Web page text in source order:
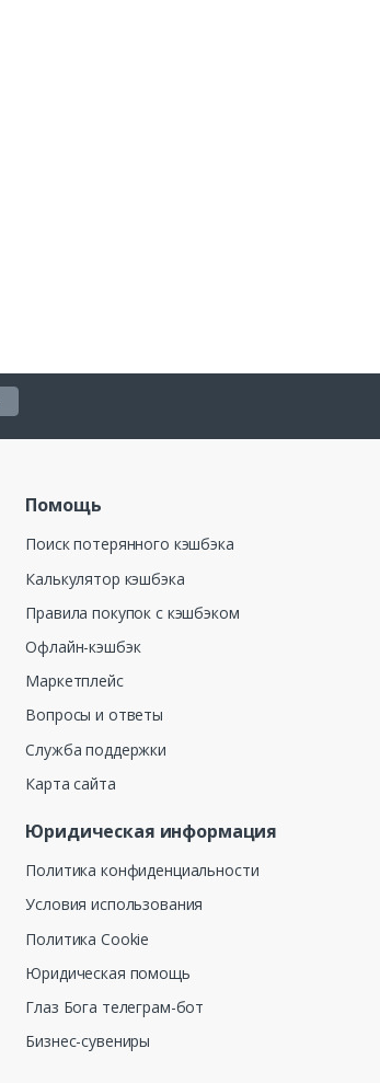
Помощь
Поиск потерянного кэшбэка
Калькулятор кэшбэка
Правила покупок с кэшбэком
Офлайн-кэшбэк
Маркетплейс
Вопросы и ответы
Служба поддержки
Карта сайта
Юридическая информация
Политика конфиденциальности
Условия использования
Политика Cookie
Юридическая помощь
Глаз Бога телеграм-бот
Бизнес-сувениры